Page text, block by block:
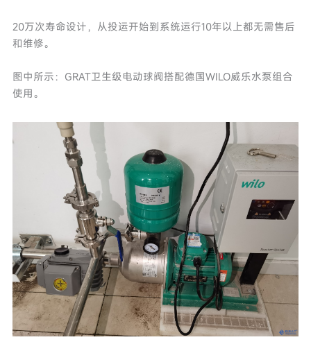
20万次寿命设计，从投运开始到系统运行10年以上都无需售后
和维修。
图中所示：GRAT卫生级电动球阀搭配德国WILO威乐水泵组合
使用。